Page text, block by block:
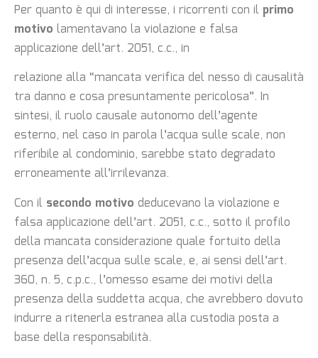
Per quanto è qui di interesse, i ricorrenti con il primo
motivo lamentavano la violazione e falsa
applicazione dell’art. 2051, c.c., in
relazione alla “mancata verifica del nesso di causalità
tra danno e cosa presuntamente pericolosa”. In
sintesi, il ruolo causale autonomo dell’agente
esterno, nel caso in parola l’acqua sulle scale, non
riferibile al condominio, sarebbe stato degradato
erroneamente all’irrilevanza.
Con il secondo motivo deducevano la violazione e
falsa applicazione dell’art. 2051, c.c., sotto il profilo
della mancata considerazione quale fortuito della
presenza dell’acqua sulle scale, e, ai sensi dell’art.
360, n. 5, c.p.c., l’omesso esame dei motivi della
presenza della suddetta acqua, che avrebbero dovuto
indurre a ritenerla estranea alla custodia posta a
base della responsabilità.